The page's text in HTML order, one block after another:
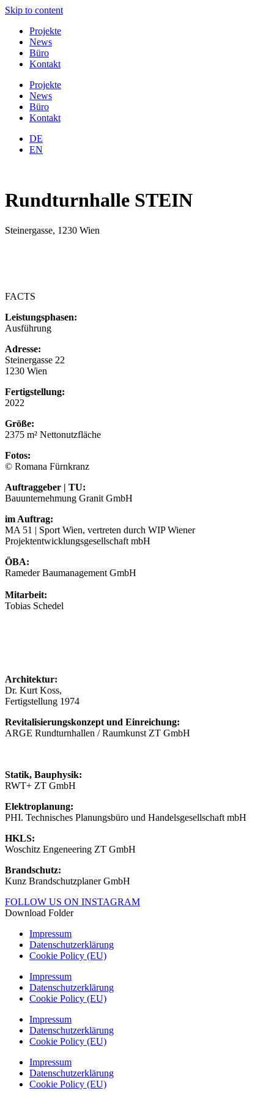
Skip to content
Projekte
News
Büro
Kontakt
Projekte
News
Büro
Kontakt
DE
EN
Rundturnhalle STEIN
Steinergasse, 1230 Wien
FACTS
Leistungsphasen:
Ausführung
Adresse:
Steinergasse 22
1230 Wien
Fertigstellung:
2022
Größe:
2375 m² Nettonutzfläche
Fotos:
© Romana Fürnkranz
Auftraggeber | TU:
Bauunternehmung Granit GmbH
im Auftrag:
MA 51 | Sport Wien, vertreten durch WIP Wiener
Projektentwicklungsgesellschaft mbH
ÖBA:
Rameder Baumanagement GmbH
Mitarbeit:
Tobias Schedel
Architektur:
Dr. Kurt Koss,
Fertigstellung 1974
Revitalisierungskonzept und Einreichung:
ARGE Rundturnhallen / Raumkunst ZT GmbH
Statik, Bauphysik:
RWT+ ZT GmbH
Elektroplanung:
PHI. Technisches Planungsbüro und Handelsgesellschaft mbH
HKLS:
Woschitz Engeneering ZT GmbH
Brandschutz:
Kunz Brandschutzplaner GmbH
FOLLOW US ON INSTAGRAM
Download Folder
Impressum
Datenschutzerklärung
Cookie Policy (EU)
Impressum
Datenschutzerklärung
Cookie Policy (EU)
Impressum
Datenschutzerklärung
Cookie Policy (EU)
Impressum
Datenschutzerklärung
Cookie Policy (EU)